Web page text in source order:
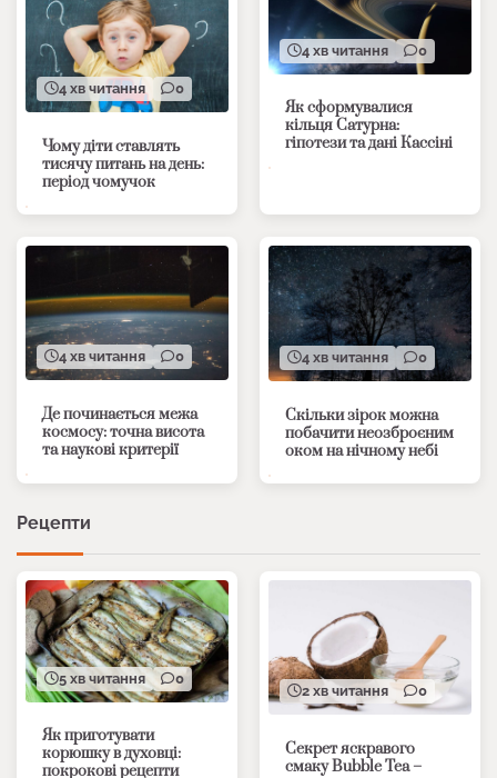
4 хв читання 0
Чому діти ставлять
тисячу питань на день:
період чомучок
4 хв читання 0
Як сформувалися
кільця Сатурна:
гіпотези та дані Кассіні
4 хв читання 0
Де починається межа
космосу: точна висота
та наукові критерії
4 хв читання 0
Скільки зірок можна
побачити неозброєним
оком на нічному небі
Рецепти
5 хв читання 0
Як приготувати
корюшку в духовці:
покрокові рецепти
2 хв читання 0
Секрет яскравого
смаку Bubble Tea –